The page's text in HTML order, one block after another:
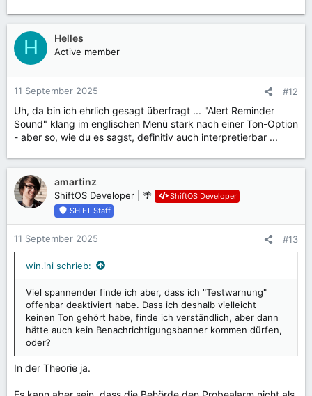
H Helles
Active member
11 September 2025 #12
Uh, da bin ich ehrlich gesagt überfragt ... "Alert Reminder
Sound" klang im englischen Menü stark nach einer Ton-Option
- aber so, wie du es sagst, definitiv auch interpretierbar ...
amartinz
ShiftOS Developer | 🌴
ShiftOS Developer
SHIFT Staff
11 September 2025 #13
win.ini schrieb:
Viel spannender finde ich aber, dass ich "Testwarnung"
offenbar deaktiviert habe. Dass ich deshalb vielleicht
keinen Ton gehört habe, finde ich verständlich, aber dann
hätte auch kein Benachrichtigungsbanner kommen dürfen,
oder?
In der Theorie ja.